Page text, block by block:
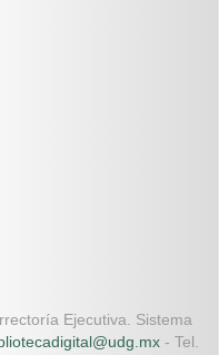
Ejecutiva. Sistema
- Tel.